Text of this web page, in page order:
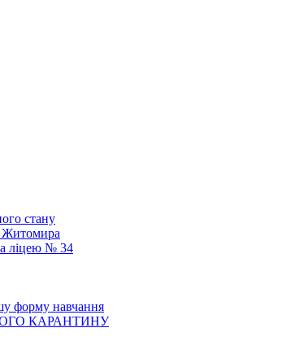
стану
Житомира
ліцею № 34
форму навчання
КАРАНТИНУ